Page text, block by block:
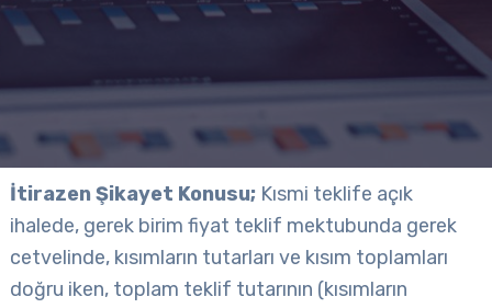
İtirazen Şikayet Konusu;Kısmi teklife açık
ihalede, gerek birim fiyat teklif mektubunda gerek
cetvelinde, kısımların tutarları ve kısım toplamları
doğru iken, toplam teklif tutarının (kısımların